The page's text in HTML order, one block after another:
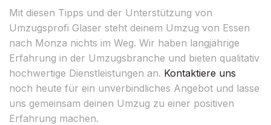
Mit diesen Tipps und der Unterstützung von
Umzugsprofi Glaser steht deinem Umzug von Essen
nach Monza nichts im Weg. Wir haben langjährige
Erfahrung in der Umzugsbranche und bieten qualitativ
hochwertige Dienstleistungen an. Kontaktiere uns
noch heute für ein unverbindliches Angebot und lasse
uns gemeinsam deinen Umzug zu einer positiven
Erfahrung machen.